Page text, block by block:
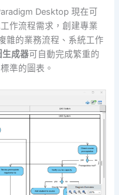
Desktop 現在可
作流程需求，創建專業
雜的業務流程、系統工作
生成器可自動完成繁重的
準的圖表。